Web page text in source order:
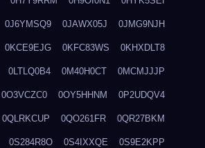
0J6YMSQ9 0JAWX05J 0JMG9NJH
0KCE9EJG 0KFC83WS 0KHXDLT8
0LTLQ0B4 0M40H0CT 0MCMJJJP
0O3VCZC0 0OY5HHNM 0P2UDQV4
0QLRKCUP 0QO261FR 0QR27BKM
0S284R8O 0S4IXXQE 0S9E2KPP